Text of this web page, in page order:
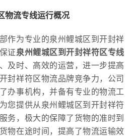
物流专线运行概况
作为专业的泉州鲤城区到开封祥
证泉州鲤城区到开封祥符区专线
及时、高效的运营，进一步提高
封祥符区物流品牌竞争力，公司
办事机构，并备有专业的物流工
您提供从泉州鲤城区到开封祥符
务，极大的保障了货物的准时到
物在途时间，提高了物流运输效